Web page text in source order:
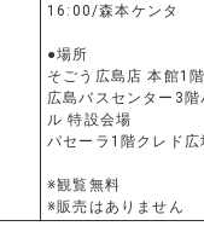
16:00/森本ケンタ
●場所
そごう広島店 本館1
広島バスセンター3
ル 特設会場
パセーラ1階クレド広
※観覧無料
※販売はありません